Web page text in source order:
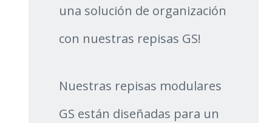
una solución de organización
con nuestras repisas GS!
Nuestras repisas modulares
GS están diseñadas para un